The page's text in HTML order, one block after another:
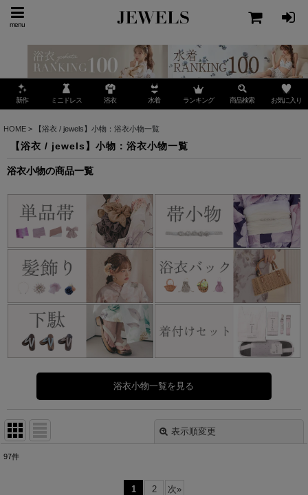
menu
新作 ミニドレス 浴衣 水着 ランキング 商品検索 お気に入り
HOME > 【浴衣 / jewels】小物：浴衣小物一覧
【浴衣 / jewels】小物：浴衣小物一覧
浴衣小物の商品一覧
浴衣小物一覧を見る
表示順変更
97件
1 2 次»